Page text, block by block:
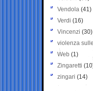
Vendola (41)
Verdi (16)
Vincenzi (30)
violenza
Web (1)
Zingaretti
zingari (14)